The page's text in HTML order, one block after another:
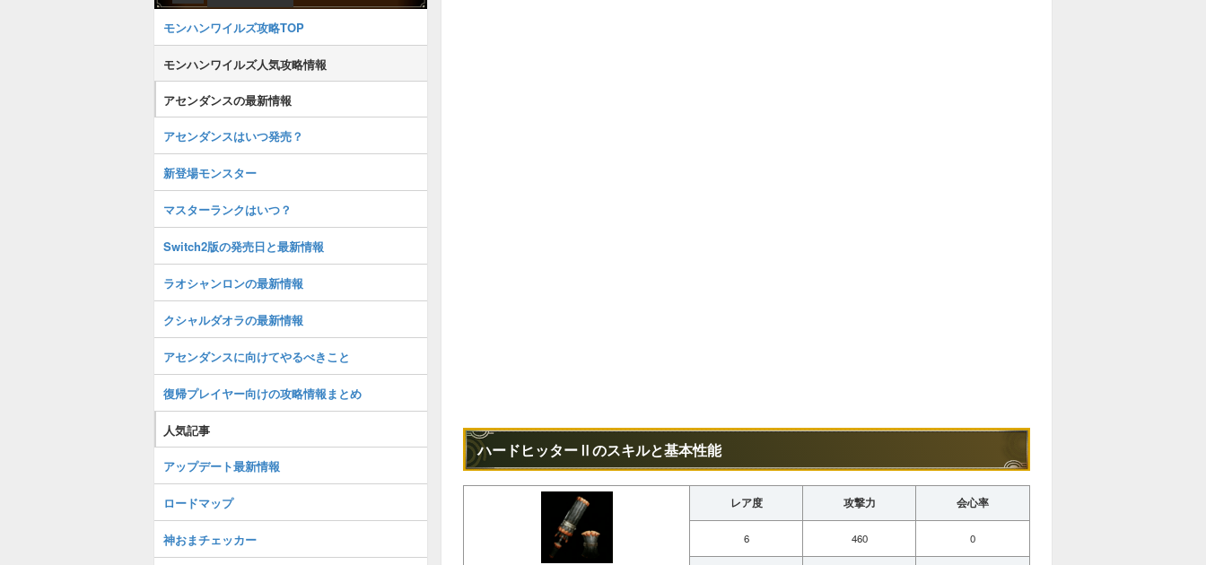
ハードヒッターⅡのスキルと基本性能
レア度 攻撃力 会心率
6 460 0
モンハンワイルズ攻略TOP
モンハンワイルズ人気攻略情報
アセンダンスの最新情報
アセンダンスはいつ発売？
新登場モンスター
マスターランクはいつ？
Switch2版の発売日と最新情報
ラオシャンロンの最新情報
クシャルダオラの最新情報
アセンダンスに向けてやるべきこと
復帰プレイヤー向けの攻略情報まとめ
人気記事
アップデート最新情報
ロードマップ
神おまチェッカー